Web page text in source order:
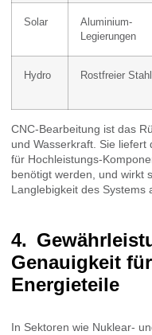
Solar
Aluminium-
Legierungen
Hydro Rostfreier Stahl
CNC-Bearbeitung ist das
und Wasserkraft. Sie
für Hochleistungs-
benötigt werden, und wirkt
Langlebigkeit des Systems
Genauigkeit
Energieteile
In Sektoren wie Nuklear-